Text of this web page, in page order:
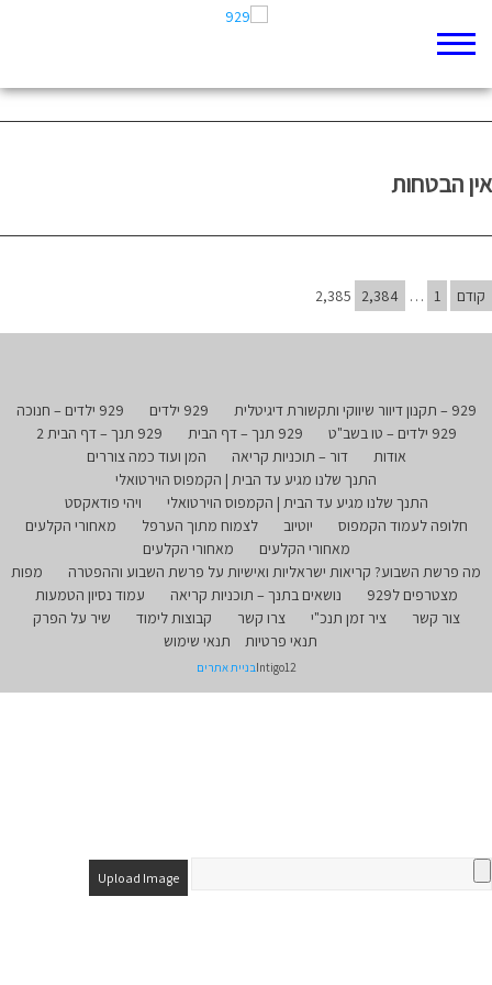
Index
אין הבטחות
קודם 1
…
2,384
2,385
929 – תקנון דיוור שיווקי ותקשורת דיגיטלית 929 ילדים
929 ילדים – חנוכה
929 ילדים – טו בשב"ט
929 תנך – דף הבית
929 תנך – דף הבית 2
אודות
דור – תוכניות קריאה
המן ועוד כמה צוררים
התנך שלנו מגיע עד הבית | הקמפוס הוירטואלי
התנך שלנו מגיע עד הבית | הקמפוס הוירטואלי
ויהי פודאקסט
חלופה לעמוד הקמפוס
יוטיוב לצמוח מתוך הערפל
מאחורי הקלעים
מאחורי הקלעים
מאחורי הקלעים
מה פרשת השבוע? קריאות ישראליות ואישיות על פרשת השבוע וההפטרה
מפות
מצטרפים ל929
נושאים בתנך – תוכניות קריאה
עמוד נסיון הטמעות
צור קשר
ציר זמן תנכ"י צרו קשר קבוצות לימוד
שיר על הפרק
תנאי פרטיות
תנאי שימוש
Intigo12בניית אתרים